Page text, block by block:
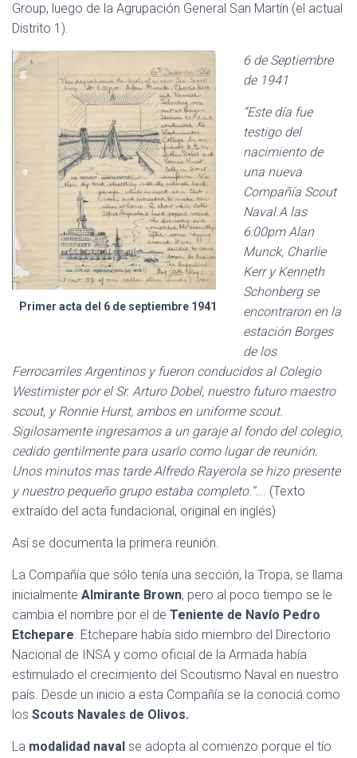
Group, luego de la Agrupación General San Martín (el actual
Distrito 1).
Primer acta del 6 de septiembre 1941
6 de Septiembre
de 1941
“Este día fue
testigo del
nacimiento de
una nueva
Compañía Scout
Naval.A las
6:00pm Alan
Munck, Charlie
Kerr y Kenneth
Schonberg se
encontraron en la
estación Borges
de los
Ferrocarriles Argentinos y fueron conducidos al Colegio
Westimister por el Sr. Arturo Dobel, nuestro futuro maestro
scout, y Ronnie Hurst, ambos en uniforme scout.
Sigilosamente ingresamos a un garaje al fondo del colegio,
cedido gentilmente para usarlo como lugar de reunión.
Unos minutos mas tarde Alfredo Rayerola se hizo presente
y nuestro pequeño grupo estaba completo.”…. (Texto
extraído del acta fundacional, original en inglés)
Así se documenta la primera reunión.
La Compañía que sólo tenía una sección, la Tropa, se llama
inicialmente Almirante Brown, pero al poco tiempo se le
cambia el nombre por el de Teniente de Navío Pedro
Etchepare. Etchepare había sido miembro del Directorio
Nacional de INSA y como oficial de la Armada había
estimulado el crecimiento del Scoutismo Naval en nuestro
país. Desde un inicio a esta Compañía se la conociá como
los Scouts Navales de Olivos.
La modalidad naval se adopta al comienzo porque el tío